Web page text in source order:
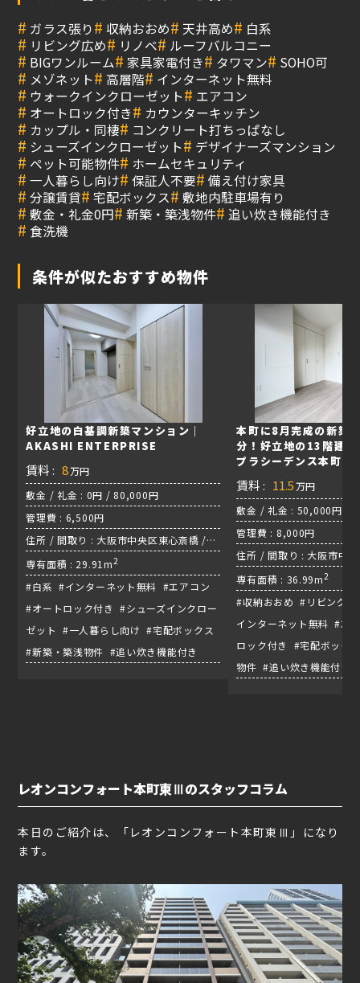
# ガラス張り# 収納おおめ# 天井高め# 白系
# リビング広め# リノベ# ルーフバルコニー
# BIGワンルーム# 家具家電付き# タワマン# SOHO可
# メゾネット# 高層階# インターネット無料
# ウォークインクローゼット# エアコン
# オートロック付き# カウンターキッチン
# カップル・同棲# コンクリート打ちっぱなし
# シューズインクローゼット# デザイナーズマンション
# ペット可能物件# ホームセキュリティ
# 一人暮らし向け# 保証人不要# 備え付け家具
# 分譲賃貸# 宅配ボックス# 敷地内駐車場有り
# 敷金・礼金0円# 新築・築浅物件# 追い炊き機能付き
# 食洗機
条件が似たおすすめ物件
好立地の白基調新築マンション｜
AKASHI ENTERPRISE
賃料 : 8万円
敷金 / 礼金 : 0円 / 80,000円
管理費 : 6,500円
住所 / 間取り : 大阪市中央区東心斎橋 /
1LDK / 千日前線『日本橋駅』
専有面積 : 29.91m2
#白系 #インターネット無料 #エアコン
#オートロック付き #シューズインクロー
ゼット #一人暮らし向け #宅配ボックス
#新築・築浅物件 #追い炊き機能付き
本町に8月完成の新築
分！好立地の13階建
プラシーデンス本町
賃料 : 11.5 万円
敷金 / 礼金 : 50,000円 /
管理費 : 8,000円
住所 / 間取り : 大阪市中
/ 御堂線『本町駅』
専有面積 : 36.99m2
#収納おおめ #リビング
インターネット無料 #エ
ロック付き #宅配ボック
物件 #追い炊き機能付き
レオンコンフォート本町東Ⅲのスタッフコラム
本日のご紹介は、「レオンコンフォート本町東Ⅲ」になり
ます。